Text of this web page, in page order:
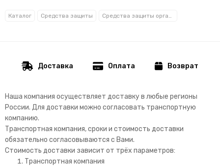
Каталог Средства защиты Средства защиты органов дыхания
Доставка Оплата Возврат
Наша компания осуществляет доставку в любые регионы
России. Для доставки можно согласовать транспортную
компанию.
Транспортная компания, сроки и стоимость доставки
обязательно согласовываются с Вами.
Стоимость доставки зависит от трёх параметров:
Транспортная компания